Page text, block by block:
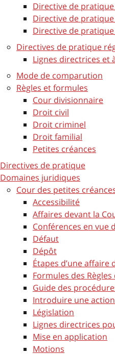
Directive de
Directive de
Directive de
Directives de pratique
Lignes directrices et
Mode de comparution
Règles et formules
Cour divisionnaire
Droit civil
Droit criminel
Droit familial
Petites créances
Directives de pratique
Domaines juridiques
Cour des petites
Accessibilité
Affaires devant la
Conférences en vue
Défaut
Dépôt
Étapes d’une affaire
Formules des
Guide des
Introduire une
Législation
Lignes directrices
Mise en application
Motions